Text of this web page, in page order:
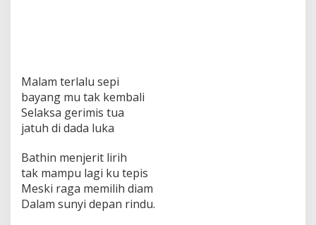
Malam terlalu sepi
bayang mu tak kembali
Selaksa gerimis tua
jatuh di dada luka
Bathin menjerit lirih
tak mampu lagi ku tepis
Meski raga memilih diam
Dalam sunyi depan rindu.